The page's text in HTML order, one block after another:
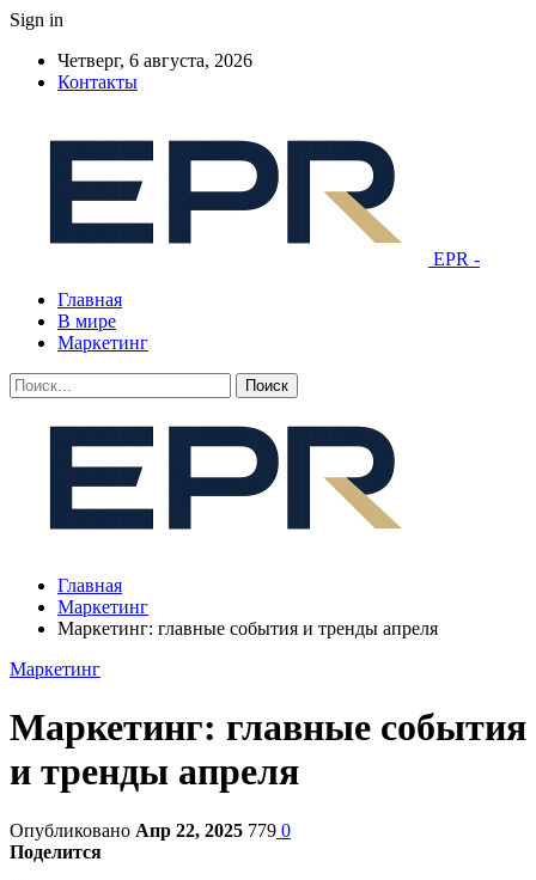
Sign in
Четверг, 6 августа, 2026
Контакты
EPR -
Главная
В мире
Маркетинг
Главная
Маркетинг
Маркетинг: главные события и тренды апреля
Маркетинг
Маркетинг: главные события
и тренды апреля
Опубликовано Апр 22, 2025 779 0
Поделится